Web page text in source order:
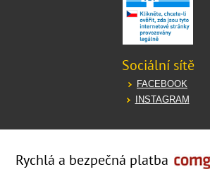
Sociální sítě
FACEBOOK
INSTAGRAM
Rychlá a bezpečná platba